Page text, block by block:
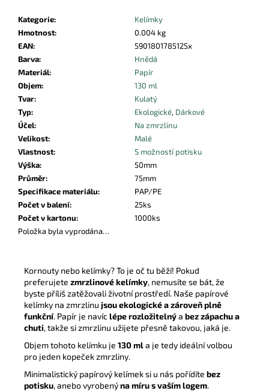
Kornouty nebo kelímky? To je oč tu běží! Pokud
preferujete zmrzlinové kelímky, nemusíte se bát, že
byste příliš zatěžovali životní prostředí. Naše papírové
kelímky na zmrzlinu jsou ekologické a zároveň plně
funkční. Papír je navíclépe rozložitelnýa bez zápachu a
chuti, takže si zmrzlinu užijete přesně takovou, jaká je.
Objem tohoto kelímku je 130 mla je tedy ideální volbou
pro jeden kopeček zmrzliny.
Minimalistický papírový kelímek si u nás pořídíte bez
potisku, anebo vyrobenýna míru s vaším logem.
Kategorie:
Kelímky
Hmotnost:
0.004 kg
EAN:
5901801785125x
Barva:
Hnědá
Materiál:
Papír
Objem:
130 ml
Tvar:
Kulatý
Typ: Ekologické, Dárkové
Účel:
Na zmrzlinu
Velikost:
Malé
Vlastnost:
S možností potisku
Výška:
50mm
Průměr:
75mm
Specifikace materiálu:
PAP/PE
Počet v balení:
25ks
Počet v kartonu:
1000ks
Položka byla vyprodána…